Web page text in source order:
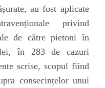
au fost aplicate
privind
de către pietoni în
în 283 de cazuri
scrise, scopul fiind
consecințelor unui